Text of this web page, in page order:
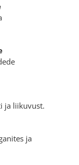
ja liikuvust.
ja